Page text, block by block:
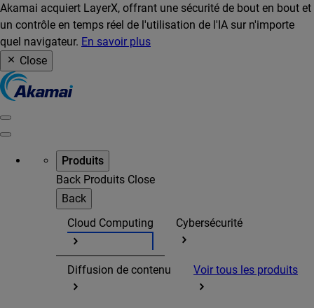
Akamai acquiert LayerX, offrant une sécurité de bout en bout et
un contrôle en temps réel de l'utilisation de l'IA sur n'importe
quel navigateur. En savoir plus
Close
Produits
Back Produits Close
Back
Cloud Computing
Cybersécurité
Diffusion de contenu Voir tous les produits